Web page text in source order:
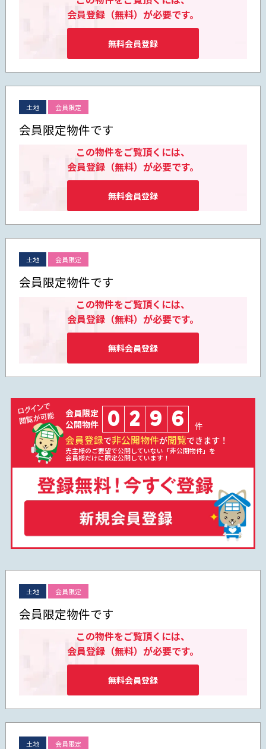
会員登録（無料）が必要です。
無料会員登録
土地 会員限定
会員限定物件です
この物件をご覧頂くには、
会員登録（無料）が必要です。
無料会員登録
土地 会員限定
会員限定物件です
この物件をご覧頂くには、
会員登録（無料）が必要です。
無料会員登録
会員限定
公開物件
0 2 9 6 件
会員登録で非公開物件が閲覧できます！
売主様のご要望で公開していない「非公開物件」を
会員様だけに限定公開しています！
土地 会員限定
会員限定物件です
この物件をご覧頂くには、
会員登録（無料）が必要です。
無料会員登録
土地 会員限定